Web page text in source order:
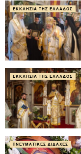
ΕΚΚΛΗΣΊΑ ΤΗΣ ΕΛΛΆΔΟΣ
ΕΚΚΛΗΣΊΑ ΤΗΣ ΕΛΛΆΔΟΣ
ΠΝΕΥΜΑΤΙΚΈΣ ΔΙΔΑΧΈΣ